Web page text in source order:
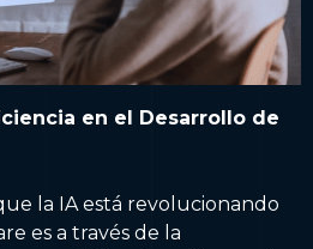
en el Desarrollo de
la IA está revolucionando
es a través de la